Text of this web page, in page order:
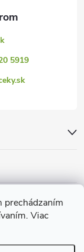
prechádzaním
Viac
5919